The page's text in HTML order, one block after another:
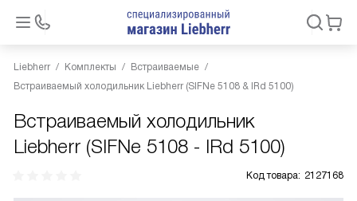
Liebherr Комплекты
Встраиваемые
Встраиваемый холодильник Liebherr (SIFNe 5108 & IRd 5100)
Встраиваемый холодильник
Liebherr (SIFNe 5108 - IRd 5100)
Код товара: 2127168